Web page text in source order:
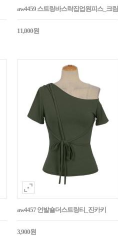
aw4459 스트링바스락집업원피스_크림
11,000원
aw4457 언발숄더스트링티_진카키
3,900원